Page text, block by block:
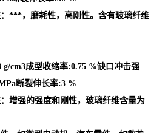
***，磨耗性，高刚性。含有玻璃纤维
g/cm3成型收缩率:0.75 %缺口冲击强
断裂伸长率:3 %
增强的强度和刚性，玻璃纤维含量为